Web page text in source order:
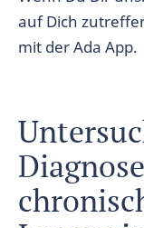
auf Dich
mit der Ada App.